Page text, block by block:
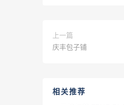
上一篇
庆丰包子铺
相关推荐